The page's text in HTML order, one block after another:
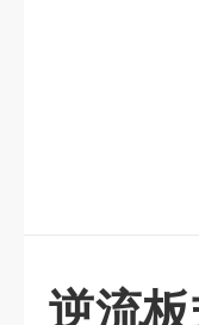
逆流